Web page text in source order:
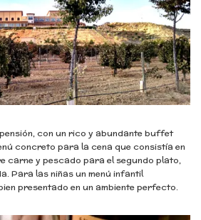
con un rico y abundante buffet
concreto para la cena que consistía en
carne y pescado para el segundo plato,
Para las niñas un menú infantil
presentado en un ambiente perfecto.